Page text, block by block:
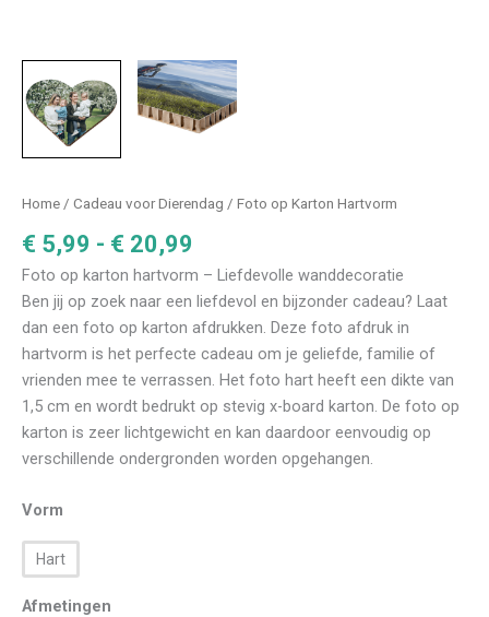
Home / Cadeau voor Dierendag / Foto op Karton Hartvorm
€ 5,99 - € 20,99
Prijsklasse:
€ 20,99
Foto op karton hartvorm – Liefdevolle wanddecoratie
Ben jij op zoek naar een liefdevol en bijzonder cadeau? Laat
dan een foto op karton afdrukken. Deze foto afdruk in
hartvorm is het perfecte cadeau om je geliefde, familie of
vrienden mee te verrassen. Het foto hart heeft een dikte van
1,5 cm en wordt bedrukt op stevig x-board karton. De foto op
karton is zeer lichtgewicht en kan daardoor eenvoudig op
verschillende ondergronden worden opgehangen.
Vorm
Hart
Afmetingen